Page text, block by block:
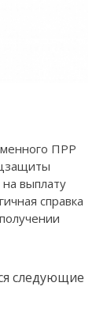
ПРР
выплату
справка
следующие